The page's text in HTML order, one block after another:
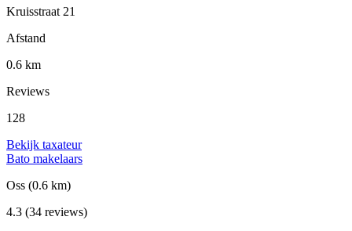
Kruisstraat 21
Afstand
0.6 km
Reviews
128
Bekijk taxateur
Bato makelaars
Oss (0.6 km)
4.3 (34 reviews)